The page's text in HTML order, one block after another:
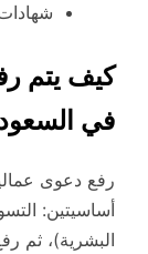
كيف يتم
في
رفع دعوى
أساسيتين:
البشرية)، ثم